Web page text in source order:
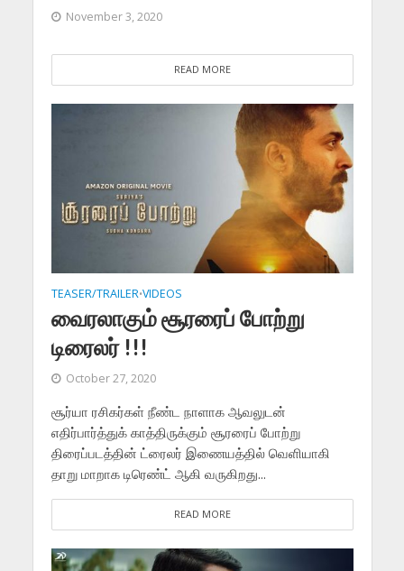
November 3, 2020
READ MORE
TEASER/TRAILER•VIDEOS
வைரலாகும் சூரரைப் போற்று
டிரைலர் !!!
October 27, 2020
சூர்யா ரசிகர்கள் நீண்ட நாளாக ஆவலுடன்
எதிர்பார்த்துக் காத்திருக்கும் சூரரைப் போற்று
திரைப்படத்தின் ட்ரைலர் இணையத்தில் வெளியாகி
தாறு மாறாக டிரெண்ட் ஆகி வருகிறது...
READ MORE